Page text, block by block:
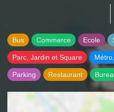
Bus Commerce Ecole
Parc, Jardin et Square
Parking Restaurant